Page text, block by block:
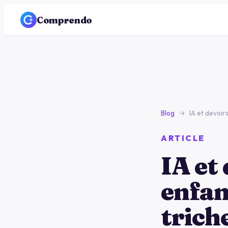
Comprendo
Blog → IA et
ARTICLE
IA et